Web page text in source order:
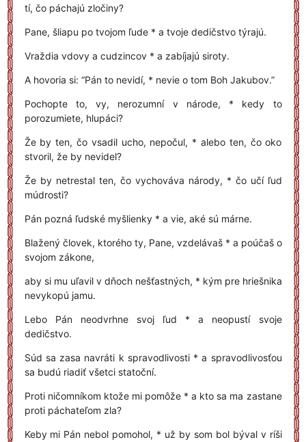
tí, čo páchajú zločiny?
Pane, šliapu po tvojom ľude * a tvoje dedičstvo týrajú.
Vraždia vdovy a cudzincov * a zabíjajú siroty.
A hovoria si: “Pán to nevidí, * nevie o tom Boh Jakubov.”
Pochopte to, vy, nerozumní v národe, * kedy to
porozumiete, hlupáci?
Že by ten, čo vsadil ucho, nepočul, * alebo ten, čo oko
stvoril, že by nevidel?
Že by netrestal ten, čo vychováva národy, * čo učí ľud
múdrosti?
Pán pozná ľudské myšlienky * a vie, aké sú márne.
Blažený človek, ktorého ty, Pane, vzdelávaš * a poúčaš o
svojom zákone,
aby si mu uľavil v dňoch nešťastných, * kým pre hriešnika
nevykopú jamu.
Lebo Pán neodvrhne svoj ľud * a neopustí svoje
dedičstvo.
Súd sa zasa navráti k spravodlivosti * a spravodlivosťou
sa budú riadiť všetci statoční.
Proti ničomníkom ktože mi pomôže * a kto sa ma zastane
proti páchateľom zla?
Keby mi Pán nebol pomohol, * už by som bol býval v ríši